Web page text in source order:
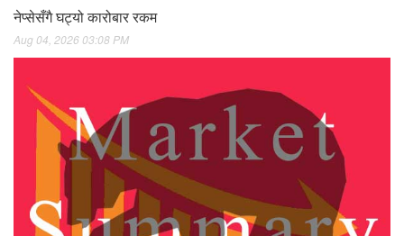
नेप्सेसँगै घट्यो कारोबार रकम
Aug 04, 2026 03:08 PM